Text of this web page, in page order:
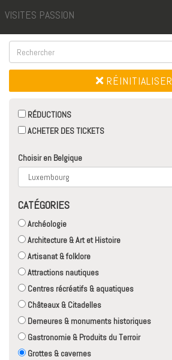
VISITES PASSION
RÉINITIALISER
RÉDUCTIONS
ACHETER DES TICKETS
Choisir en Belgique
CATÉGORIES
Archéologie
Architecture & Art et Histoire
Artisanat & folklore
Attractions nautiques
Centres récréatifs & aquatiques
Châteaux & Citadelles
Demeures & monuments historiques
Gastronomie & Produits du Terroir
Grottes & cavernes